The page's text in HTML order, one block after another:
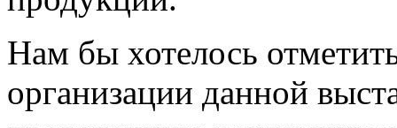
Нам бы хотелось
организации данной